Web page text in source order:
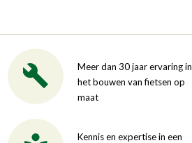
Meer dan 30 jaar ervaring in
het bouwen van fietsen op
maat
Kennis en expertise in een